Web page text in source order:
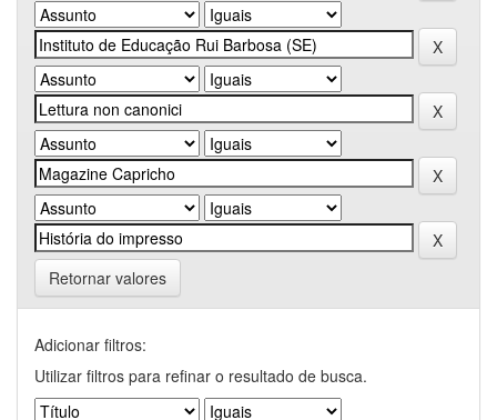
Retornar valores
Adicionar filtros:
Utilizar filtros para refinar o resultado de busca.